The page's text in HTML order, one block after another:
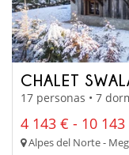
CHALET
17 personas • 7
4 143 € - 10 143
Alpes del Norte -